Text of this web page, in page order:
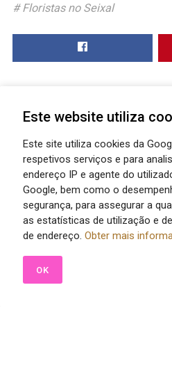
Floristas no Seixal
Este website utiliza
Este site utiliza cookies da
respetivos serviços e para
endereço IP e agente do
Google, bem como o
segurança, para assegurar a
as estatísticas de utilização e
de endereço. Obter mais
OK